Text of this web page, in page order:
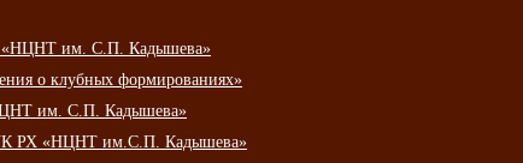
«НЦНТ им. С.П. Кадышева»
о клубных формированиях»
им. С.П. Кадышева»
РХ «НЦНТ им.С.П. Кадышева»